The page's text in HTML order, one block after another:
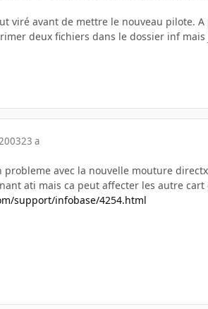
viré avant de mettre le nouveau pilote.
deux fichiers dans le dossier inf mais
23 a
probleme avec la nouvelle mouture
ati mais ca peut affecter les autre cart
support/infobase/4254.html